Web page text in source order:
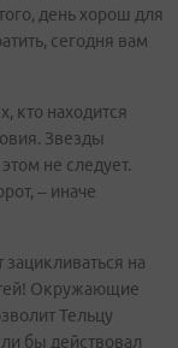
день хорош для
сегодня вам
кто находится
Звезды
не следует.
– иначе
на
Окружающие
Тельцу
бы действовал